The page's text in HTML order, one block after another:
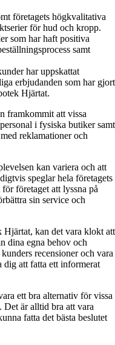
företagets högkvalitativa
för hud och kropp.
som har haft positiva
samt
har uppskattat
erbjudanden som har gjort
Hjärtat.
framkommit att vissa
i fysiska butiker samt
reklamationer och
kan variera och att
speglar hela företagets
företaget att lyssna på
sin service och
Hjärtat, kan det vara klokt att
dina egna behov och
recensioner och vara
dig att fatta ett informerat
ett bra alternativ för vissa
Det är alltid bra att vara
fatta det bästa beslutet